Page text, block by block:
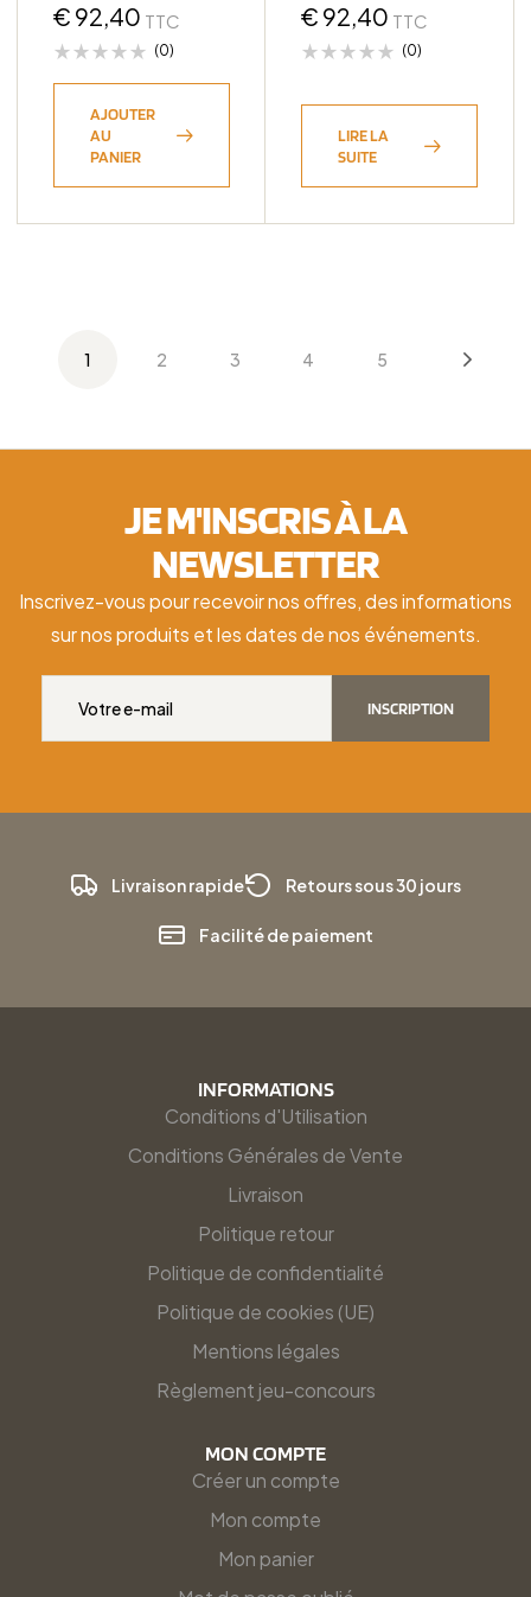
CB110
€ 92,40 TTC
(0)
AJOUTER
AU
PANIER
CB110
€ 92,40 TTC
(0)
LIRE LA
SUITE
1 2 3 4 5
JE M'INSCRIS À LA
NEWSLETTER
Inscrivez-vous pour recevoir nos offres, des informations
sur nos produits et les dates de nos événements.
INSCRIPTION
Livraison rapide Retours sous 30 jours
Facilité de paiement
INFORMATIONS
Conditions d'Utilisation
Conditions Générales de Vente
Livraison
Politique retour
Politique de confidentialité
Politique de cookies (UE)
Mentions légales
Règlement jeu-concours
MON COMPTE
Créer un compte
Mon compte
Mon panier